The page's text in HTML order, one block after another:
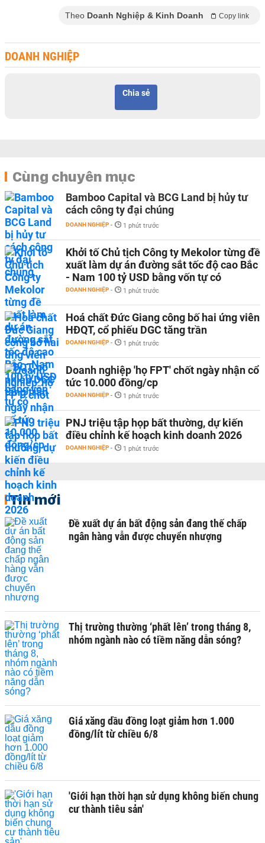
Theo Doanh Nghiệp & Kinh Doanh Copy link
DOANH NGHIỆP
Chia sẻ
Cùng chuyên mục
Bamboo Capital và BCG Land bị hủy tư
cách công ty đại chúng
DOANH NGHIỆP - 1 phút trước
Khởi tố Chủ tịch Công ty Mekolor từng đề
xuất làm dự án đường sắt tốc độ cao Bắc
- Nam 100 tỷ USD bằng vốn tự có
DOANH NGHIỆP - 1 phút trước
Hoá chất Đức Giang công bố hai ứng viên
HĐQT, cổ phiếu DGC tăng trần
DOANH NGHIỆP - 1 phút trước
Doanh nghiệp 'họ FPT' chốt ngày nhận cổ
tức 10.000 đồng/cp
DOANH NGHIỆP - 1 phút trước
PNJ triệu tập họp bất thường, dự kiến
điều chỉnh kế hoạch kinh doanh 2026
DOANH NGHIỆP - 1 phút trước
Tin mới
Đề xuất dự án bất động sản đang thế chấp
ngân hàng vẫn được chuyển nhượng
Thị trường thường ‘phất lên’ trong tháng 8,
nhóm ngành nào có tiềm năng dẫn sóng?
Giá xăng dầu đồng loạt giảm hơn 1.000
đồng/lít từ chiều 6/8
'Giới hạn thời hạn sử dụng không biến chung
cư thành tiêu sản'